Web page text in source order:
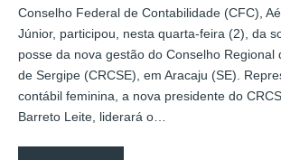
Conselho Federal de Contabilidade (CFC),
Júnior, participou, nesta quarta-feira (2), da
posse da nova gestão do Conselho Regional
de Sergipe (CRCSE), em Aracaju (SE).
contábil feminina, a nova presidente do
Barreto Leite, liderará o…